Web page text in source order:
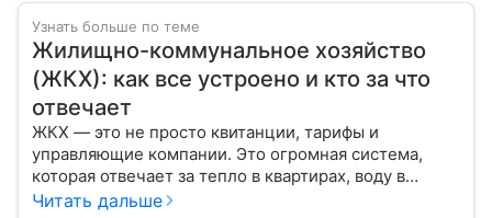
Узнать больше по теме
Жилищно-коммунальное хозяйство
(ЖКХ): как все устроено и кто за что
отвечает
ЖКХ — это не просто квитанции, тарифы и
управляющие компании. Это огромная система,
которая отвечает за тепло в квартирах, воду в
кране, освещение улиц и чистоту во дворах.
Читать дальше